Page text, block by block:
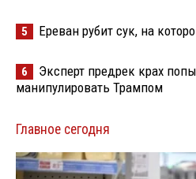
5 Ереван рубит сук, на
6
Эксперт предрек крах
манипулировать Трампом
Главное сегодня